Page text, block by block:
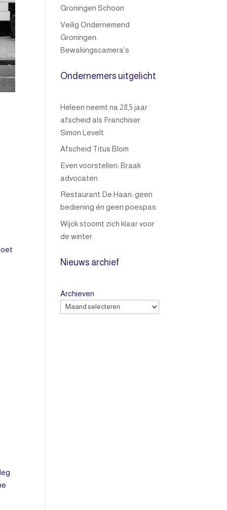
Groningen Schoon
Veilig Ondernemend
Groningen:
Bewakingscamera’s
Ondernemers uitgelicht
Heleen neemt na 28,5 jaar
afscheid als Franchiser
Simon Levelt
Afscheid Titus Blom
Even voorstellen: Braak
advocaten
Restaurant De Haan: geen
bediening én geen poespas
Wijck stoomt zich klaar voor
de winter
Nieuws archief
Archieven